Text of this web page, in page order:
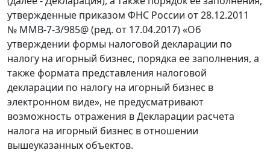
утвержденные приказом ФНС России от 28.12.2011
№ ММВ-7-3/985@ (ред. от 17.04.2017) «Об
утверждении формы налоговой декларации по
налогу на игорный бизнес, порядка ее заполнения, а
также формата представления налоговой
декларации по налогу на игорный бизнес в
электронном виде», не предусматривают
возможность отражения в Декларации расчета
налога на игорный бизнес в отношении
вышеуказанных объектов.